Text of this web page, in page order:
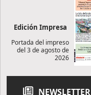
Edición Impresa
Portada del impreso
del 3 de agosto de
2026
NEWSLETTER